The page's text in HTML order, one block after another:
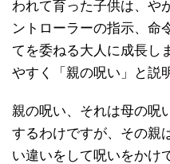
われて育った子供は、や
ントローラーの指示、命
てを委ねる大人に成長し
やすく「親の呪い」と説
親の呪い、それは母の呪
するわけですが、その親
い違いをして呪いをかけ